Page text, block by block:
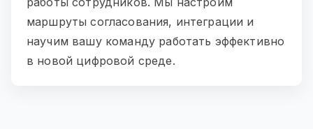
маршруты согласования, интеграции и
научим вашу команду работать эффективно
в новой цифровой среде.